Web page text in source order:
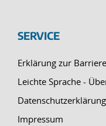
SERVICE
Erklärung zur
Leichte Sprache -
Datenschutzerklärung
Impressum